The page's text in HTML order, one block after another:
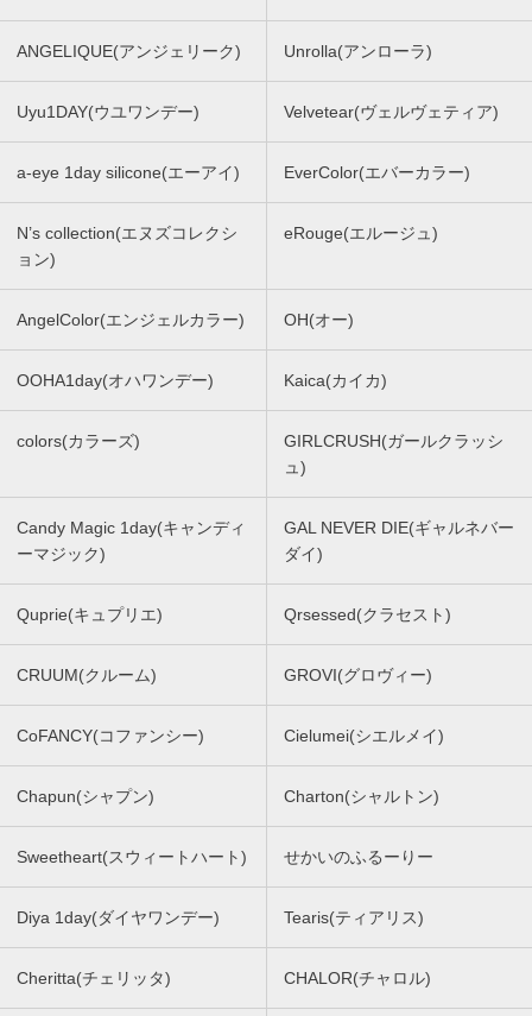
ANGELIQUE(アンジェリーク) Unrolla(アンローラ)
Uyu1DAY(ウユワンデー) Velvetear(ヴェルヴェティア)
a-eye 1day silicone(エーアイ) EverColor(エバーカラー)
N’s collection(エヌズコレクシ
ョン)
eRouge(エルージュ)
AngelColor(エンジェルカラー) OH(オー)
OOHA1day(オハワンデー) Kaica(カイカ)
colors(カラーズ)
GIRLCRUSH(ガールクラッシ
ュ)
Candy Magic 1day(キャンディ
ーマジック)
GAL NEVER DIE(ギャルネバー
ダイ)
Quprie(キュプリエ) Qrsessed(クラセスト)
CRUUM(クルーム) GROVI(グロヴィー)
CoFANCY(コファンシー) Cielumei(シエルメイ)
Chapun(シャプン) Charton(シャルトン)
Sweetheart(スウィートハート) せかいのふるーりー
Diya 1day(ダイヤワンデー) Tearis(ティアリス)
Cheritta(チェリッタ) CHALOR(チャロル)